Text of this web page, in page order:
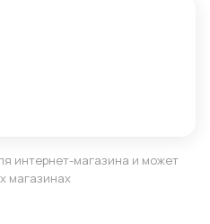
интернет-магазина и может
магазинах